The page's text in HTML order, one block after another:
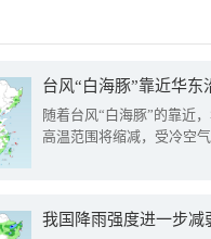
台风“白海豚”靠近华
随着台风“白海豚”的靠近
高温范围将缩减，受冷空